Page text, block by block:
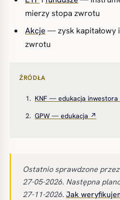
mierzy stopa zwrotu
Akcje— zysk kapitałowy
zwrotu
ŹRÓDŁA
KNF — edukacja
GPW — edukacja ↗
Ostatnio sprawdzone
27-05-2026. Następna
27-11-2026. Jak